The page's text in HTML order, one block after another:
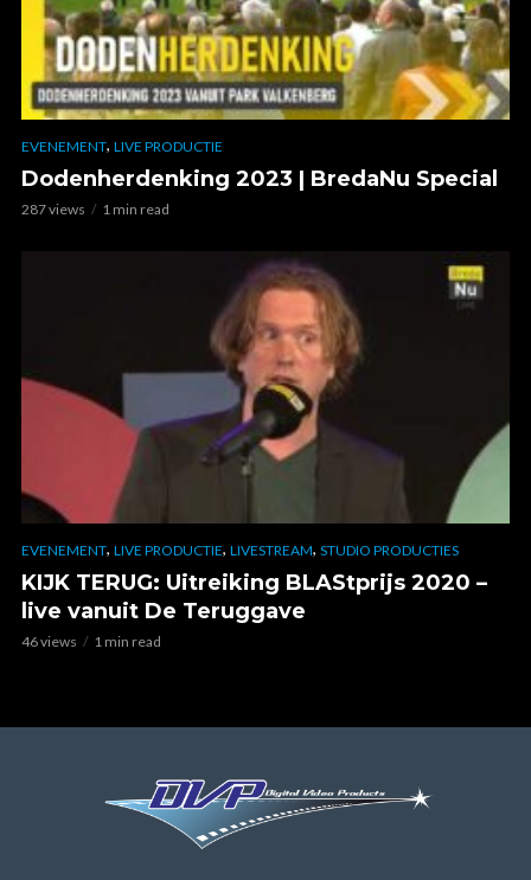
EVENEMENT, LIVE PRODUCTIE
Dodenherdenking 2023 | BredaNu Special
287 views 1 min read
EVENEMENT, LIVE PRODUCTIE, LIVESTREAM, STUDIO PRODUCTIES
KIJK TERUG: Uitreiking BLAStprijs 2020 –
live vanuit De Teruggave
46 views 1 min read